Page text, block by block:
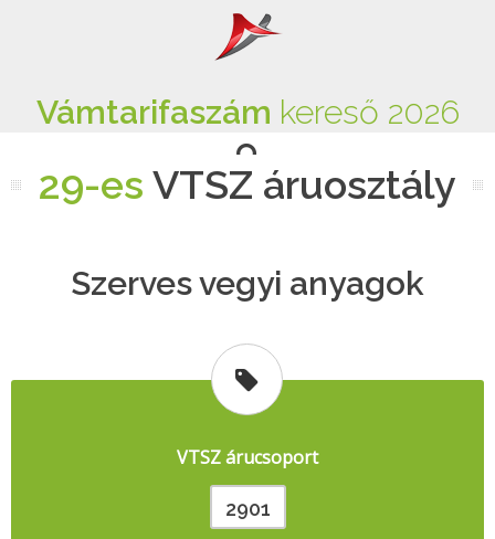
Vámtarifaszám kereső 2026
29-es VTSZ áruosztály
Szerves vegyi anyagok
VTSZ árucsoport
2901